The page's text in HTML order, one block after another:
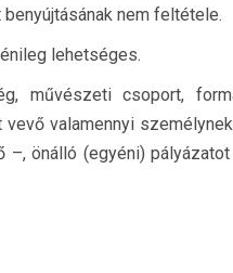
nem feltétele.
lehetséges.
művészeti csoport,
valamennyi
–, önálló (egyéni)